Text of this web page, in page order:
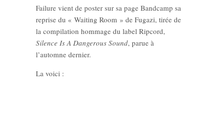
Failure vient de poster sur sa page Bandcamp sa
reprise du « Waiting Room » de Fugazi, tirée de
la compilation hommage du label Ripcord,
Silence Is A Dangerous Sound, parue à
l’automne dernier.
La voici :